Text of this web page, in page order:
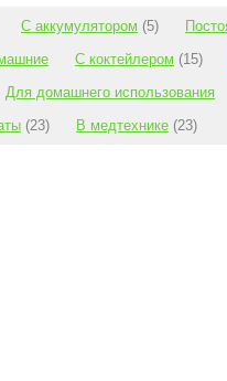
С аккумулятором (5)
С коктейлером (15)
Для домашнего использования
(23) В медтехнике (23)